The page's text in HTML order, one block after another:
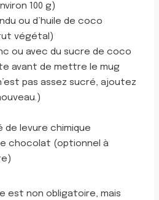
100 g)
ou d’huile de coco
végétal)
ou avec du sucre de coco
avant de mettre le mug
pas assez sucré, ajoutez
de levure chimique
chocolat (optionnel à
est non obligatoire, mais